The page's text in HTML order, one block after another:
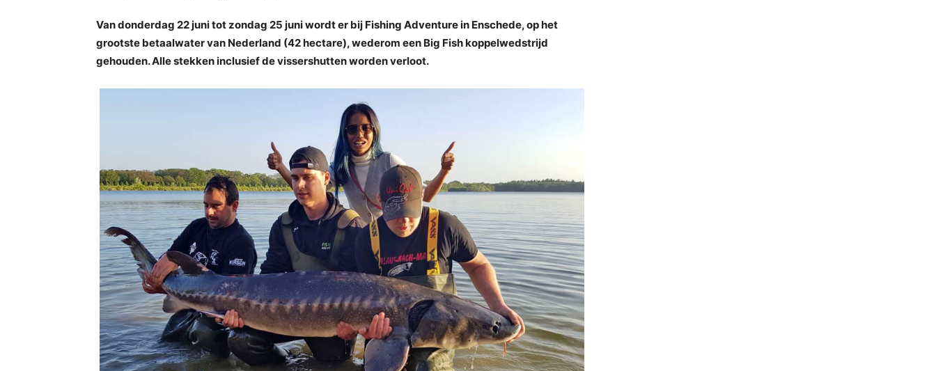
Van donderdag 22 juni tot zondag 25 juni wordt er bij Fishing Adventure in Enschede, op het
grootste betaalwater van Nederland (42 hectare), wederom een Big Fish koppelwedstrijd
gehouden. Alle stekken inclusief de vissershutten worden verloot.